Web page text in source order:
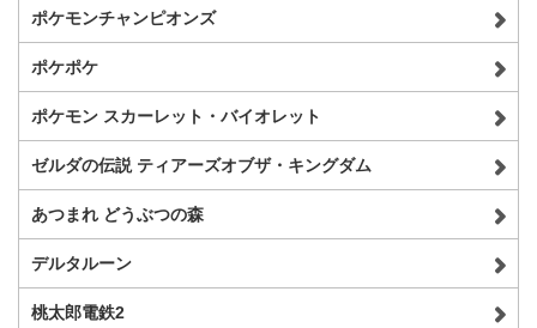
ポケモンチャンピオンズ
ポケポケ
ポケモン スカーレット・バイオレット
ゼルダの伝説 ティアーズオブザ・キングダム
あつまれ どうぶつの森
デルタルーン
桃太郎電鉄2